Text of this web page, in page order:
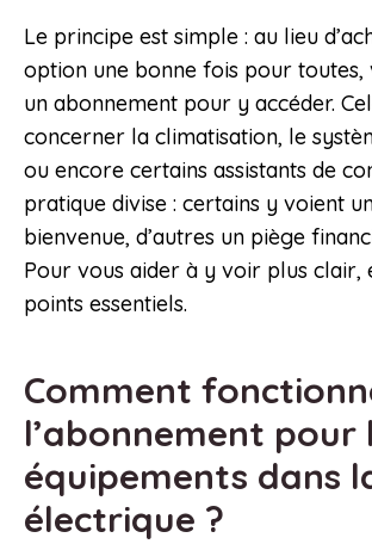
Le principe est simple : au lieu
option une bonne fois pour toutes,
un abonnement pour y accéder.
concerner la climatisation, le
ou encore certains assistants de
pratique divise : certains y voient
bienvenue, d’autres un piège
Pour vous aider à y voir plus clair,
points essentiels.
Comment
l’abonnement pour
équipements dans
électrique ?